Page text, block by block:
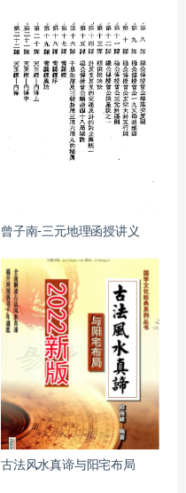
曾子南-三元地理函授讲义
古法风水真谛与阳宅布局